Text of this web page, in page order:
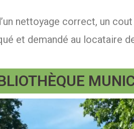
nettoyage correct, un
et demandé au locataire